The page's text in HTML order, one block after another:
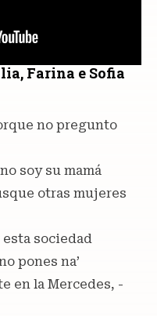
Farina e Sofia
no pregunto
soy su mamá
otras mujeres
sociedad
pones na’
en la Mercedes, -